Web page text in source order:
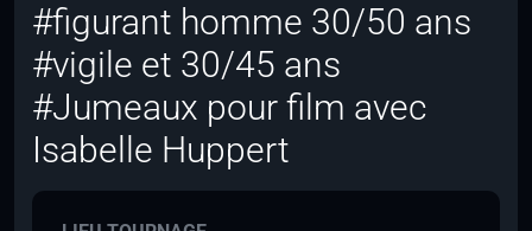
#figurant homme 30/50 ans
#vigile et 30/45 ans
#Jumeaux pour film avec
Isabelle Huppert